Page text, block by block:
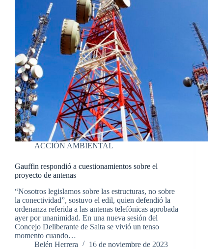
ACCIÓN AMBIENTAL
Gauffin respondió a cuestionamientos sobre el
proyecto de antenas
“Nosotros legislamos sobre las estructuras, no sobre
la conectividad”, sostuvo el edil, quien defendió la
ordenanza referida a las antenas telefónicas aprobada
ayer por unanimidad. En una nueva sesión del
Concejo Deliberante de Salta se vivió un tenso
momento cuando…
Belén Herrera
16 de noviembre de 2023